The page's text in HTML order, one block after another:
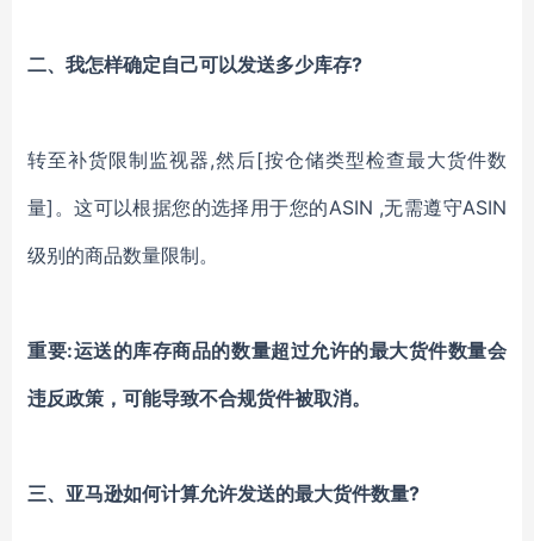
二、 我怎样确定自己可以发送多少库存?
转至补货限制监视器,然后[按仓储类型检查最大货件数
量]。这可以根据您的选择用于您的ASIN ,无需遵守ASIN
级别的商品数量限制。
重要:运送的库存商品的数量超过允许的最大货件数量会
违反政策，可能导致不合规货件被取消。
三、 亚马逊如何计算允许发送的最大货件数量?